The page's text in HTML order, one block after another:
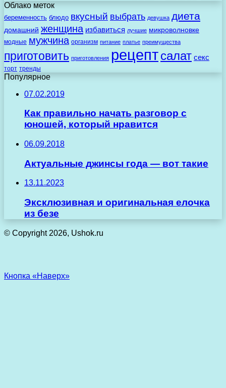
Облако меток
беременность блюдо вкусный выбрать девушка диета
домашний женщина избавиться лучшие микроволновке
модные мужчина организм питание платье преимущества
приготовить приготовления рецептсалат секс
торт тренды
Популярное
07.02.2019
Как правильно начать разговор с
юношей, который нравится
06.09.2018
Актуальные джинсы года — вот такие
13.11.2023
Эксклюзивная и оригинальная елочка
из безе
© Copyright 2026, Ushok.ru
Кнопка «Наверх»